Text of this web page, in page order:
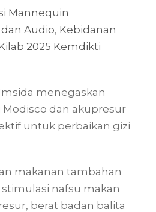
Mannequin
Audio, Kebidanan
2025 Kemdikti
menegaskan
dan akupresur
untuk perbaikan gizi
makanan tambahan
nafsu makan
berat badan balita